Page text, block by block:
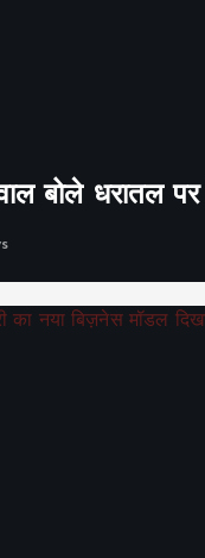
बोले धरातल